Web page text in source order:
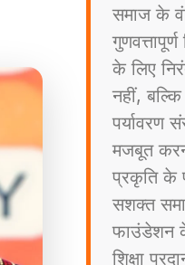
समाज के
के लिए
नहीं,
पर्यावरण
मजबूत
प्रकृति के
सशक्त
फाउंडेशन
शिक्षा